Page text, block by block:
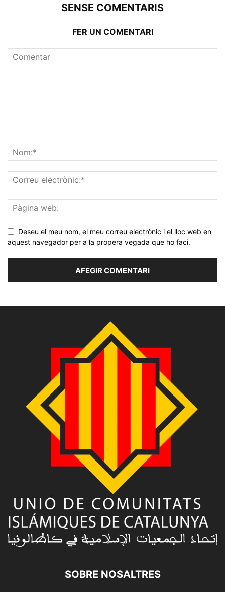
SENSE COMENTARIS
FER UN COMENTARI
Deseu el meu nom, el meu correu electrònic i el lloc web en
aquest navegador per a la propera vegada que ho faci.
SOBRE NOSALTRES